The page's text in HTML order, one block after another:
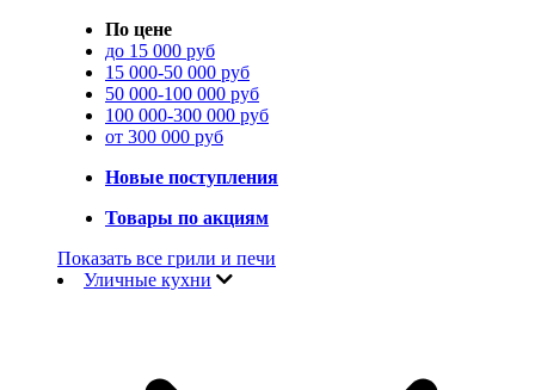
По цене
до 15 000 руб
15 000-50 000 руб
50 000-100 000 руб
100 000-300 000 руб
от 300 000 руб
Новые поступления
Товары по акциям
Показать все грили и печи
Уличные кухни